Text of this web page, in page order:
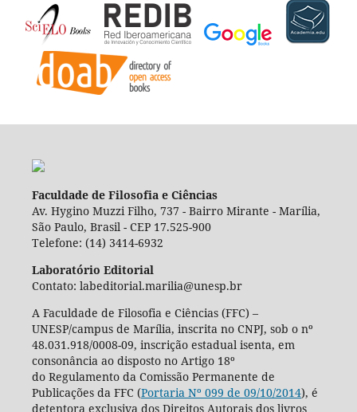
Faculdade de Filosofia e Ciências
Av. Hygino Muzzi Filho, 737 - Bairro Mirante - Marília,
São Paulo, Brasil - CEP 17.525-900
Telefone: (14) 3414-6932
Laboratório Editorial
Contato: labeditorial.marilia@unesp.br
A Faculdade de Filosofia e Ciências (FFC) –
UNESP/campus de Marília, inscrita no CNPJ, sob o nº
48.031.918/0008-09, inscrição estadual isenta, em
consonância ao disposto no Artigo 18º
do Regulamento da Comissão Permanente de
Publicações da FFC (Portaria Nº 099 de 09/10/2014), é
detentora exclusiva dos Direitos Autorais dos livros